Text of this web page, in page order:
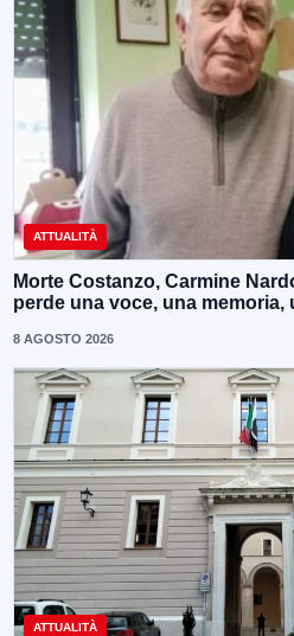
ATTUALITÀ
Morte Costanzo, Carmine
perde una voce, una memoria,
8 AGOSTO 2026
ATTUALITÀ